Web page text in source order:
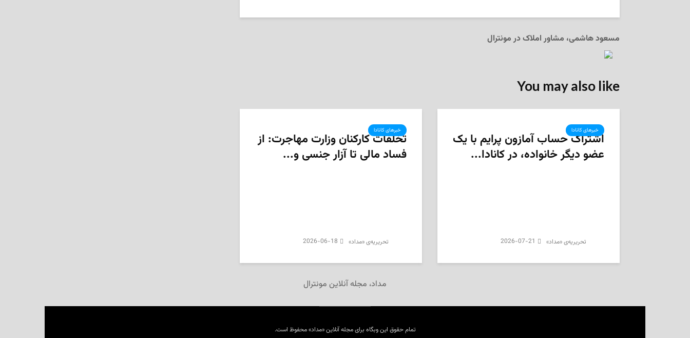
مسعود هاشمی، مشاور املاک در مونترال
You may also like
خبرهای کانادا
اشتراک حساب آمازون پرایم با یک
عضو دیگر خانواده، در کانادا...
تحریریه‌ی «مداد» 2026-07-21
خبرهای کانادا
تخلفات کارکنان وزارت مهاجرت: از
فساد مالی تا آزار جنسی و...
تحریریه‌ی «مداد» 2026-06-18
مداد، مجله آنلاین مونترال
تمام حقوق این وبگاه برای مجله آنلاین «مداد» محفوظ است.